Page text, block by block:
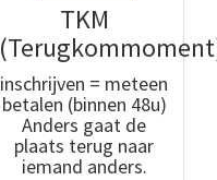
TKM
inschrijven = meteen
betalen (binnen 48u)
Anders gaat de
plaats terug naar
iemand anders.